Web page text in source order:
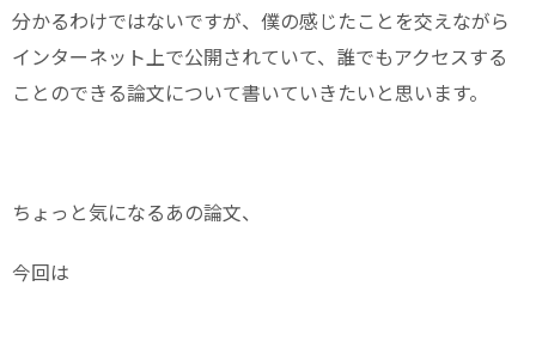
分かるわけではないですが、僕の感じたことを交えながら
インターネット上で公開されていて、誰でもアクセスする
ことのできる論文について書いていきたいと思います。
ちょっと気になるあの論文、
今回は